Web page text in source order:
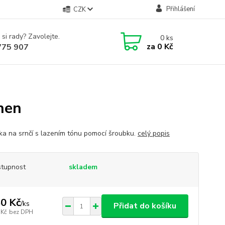
CZK Přihlášení
rady? Zavolejte.
907
0ks
za 0 Kč
na srnčí s lazením tónu pomocí šroubku. celý popis
skladem
Kč/ks
bez DPH
Přidat do košíku